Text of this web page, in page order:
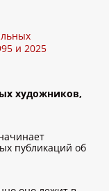
и 2025
художников,
публикаций об